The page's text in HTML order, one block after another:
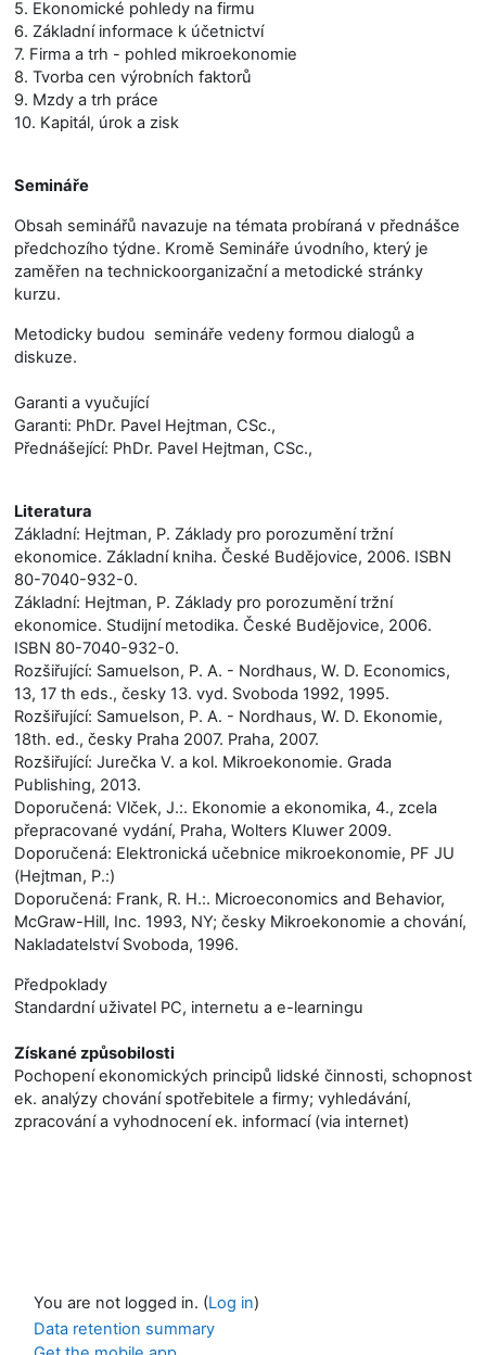
5. Ekonomické pohledy na firmu
6. Základní informace k účetnictví
7. Firma a trh - pohled mikroekonomie
8. Tvorba cen výrobních faktorů
9. Mzdy a trh práce
10. Kapitál, úrok a zisk
Semináře
Obsah seminářů navazuje na témata probíraná v přednášce
předchozího týdne. Kromě Semináře úvodního, který je
zaměřen na technickoorganizační a metodické stránky
kurzu.
Metodicky budou semináře vedeny formou dialogů a
diskuze.
Garanti a vyučující
Garanti: PhDr. Pavel Hejtman, CSc.,
Přednášející: PhDr. Pavel Hejtman, CSc.,
Literatura
Základní: Hejtman, P. Základy pro porozumění tržní
ekonomice. Základní kniha. České Budějovice, 2006. ISBN
80-7040-932-0.
Základní: Hejtman, P. Základy pro porozumění tržní
ekonomice. Studijní metodika. České Budějovice, 2006.
ISBN 80-7040-932-0.
Rozšiřující: Samuelson, P. A. - Nordhaus, W. D. Economics,
13, 17 th eds., česky 13. vyd. Svoboda 1992, 1995.
Rozšiřující: Samuelson, P. A. - Nordhaus, W. D. Ekonomie,
18th. ed., česky Praha 2007. Praha, 2007.
Rozšiřující: Jurečka V. a kol. Mikroekonomie. Grada
Publishing, 2013.
Doporučená: Vlček, J.:. Ekonomie a ekonomika, 4., zcela
přepracované vydání, Praha, Wolters Kluwer 2009.
Doporučená: Elektronická učebnice mikroekonomie, PF JU
(Hejtman, P.:)
Doporučená: Frank, R. H.:. Microeconomics and Behavior,
McGraw-Hill, Inc. 1993, NY; česky Mikroekonomie a chování,
Nakladatelství Svoboda, 1996.
Předpoklady
Standardní uživatel PC, internetu a e-learningu
Získané způsobilosti
Pochopení ekonomických principů lidské činnosti, schopnost
ek. analýzy chování spotřebitele a firmy; vyhledávání,
zpracování a vyhodnocení ek. informací (via internet)
You are not logged in. (Log in)
Data retention summary